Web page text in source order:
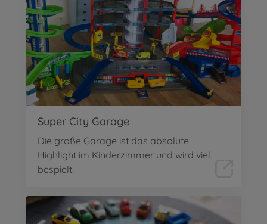
Super City Garage
Die große Garage ist das absolute
Highlight im Kinderzimmer und wird viel
bespielt.